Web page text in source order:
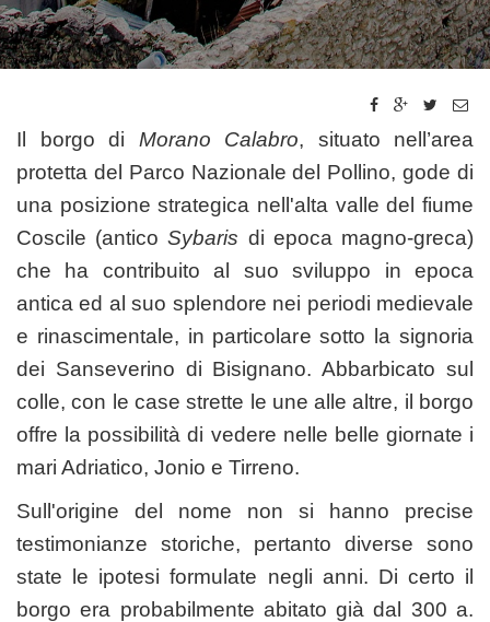
Il borgo di Morano Calabro, situato nell’area
protetta del Parco Nazionale del Pollino, gode di
una posizione strategica nell'alta valle del fiume
Coscile (anticoSybaris di epoca magno-greca)
che ha contribuito al suo sviluppo in epoca
antica ed al suo splendore nei periodi medievale
e rinascimentale, in particolare sotto la signoria
dei Sanseverino di Bisignano. Abbarbicato sul
colle, con le case strette le une alle altre, il borgo
offre la possibilità di vedere nelle belle giornate i
mari Adriatico, Jonio e Tirreno.
Sull'origine del nome non si hanno precise
testimonianze storiche, pertanto diverse sono
state le ipotesi formulate negli anni. Di certo il
borgo era probabilmente abitato già dal 300 a.